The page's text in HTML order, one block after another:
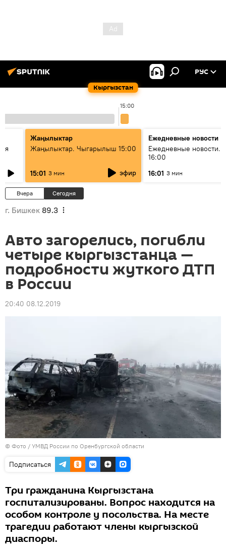
Кыргызстан
РУС
15:00
Жаңылыктар
Жаңылыктар. Чыгарылыш 15:00
15:01 3 мин эфир
Ежедневные новости
Ежедневные новости.
16:00
16:01 3 мин
Вчера Сегодня
г. Бишкек 89.3
Авто загорелись, погибли
четыре кыргызстанца —
подробности жуткого ДТП
в России
20:40 08.12.2019
© Фото / УМВД России по Оренбургской области
Подписаться
Три гражданина Кыргызстана
госпитализированы. Вопрос находится на
особом контроле у посольства. На месте
трагедии работают члены кыргызской
диаспоры.